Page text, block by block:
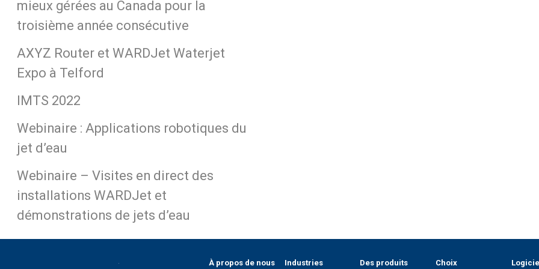
mieux gérées au Canada pour la
troisième année consécutive
AXYZ Router et WARDJet Waterjet
Expo à Telford
IMTS 2022
Webinaire : Applications robotiques du
jet d’eau
Webinaire – Visites en direct des
installations WARDJet et
démonstrations de jets d’eau
À propos de nous Industries Des produits Choix Logiciel